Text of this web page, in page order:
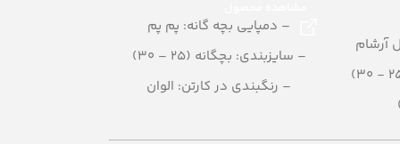
آرشام
– دمپایی بچه گانه: پم پم
– سایزبندی: بچگانه (25 – 30)
– رنگبندی در کارتن: الوان